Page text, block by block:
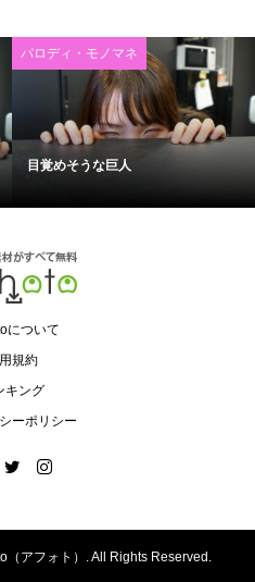
パロディ・モノマネ
目覚めそうな巨人
について
規約
キング
ーポリシー
（アフォト）. All Rights Reserved.